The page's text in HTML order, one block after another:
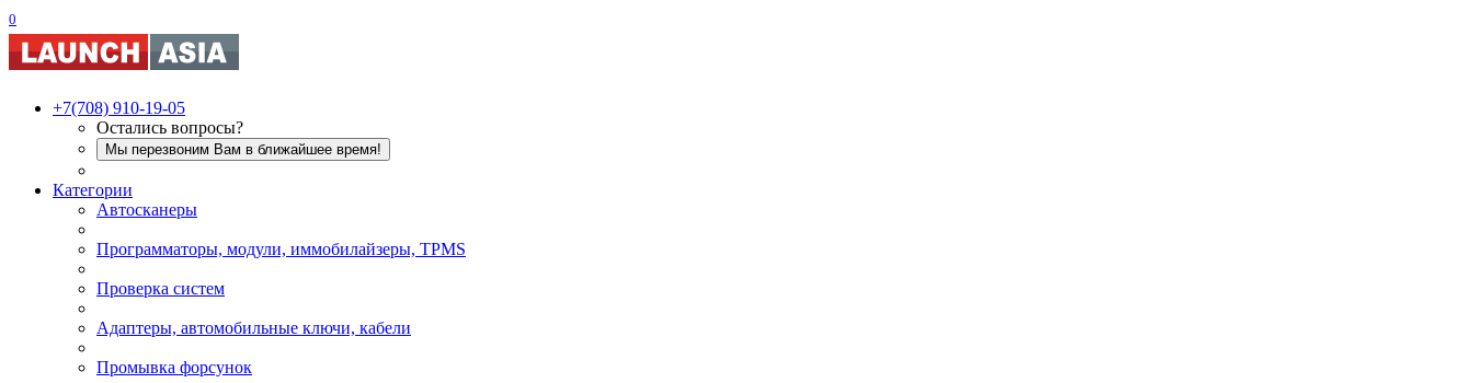
0
+7(708) 910-19-05
Остались вопросы?
Мы перезвоним Вам в ближайшее время!
Категории
Автосканеры
Программаторы, модули, иммобилайзеры, TPMS
Проверка систем
Адаптеры, автомобильные ключи, кабели
Промывка форсунок